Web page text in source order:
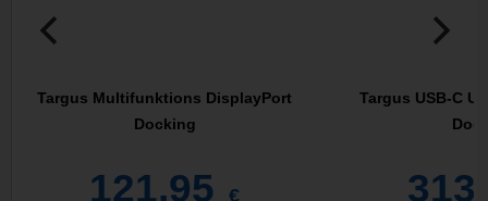
Targus Multifunktions DisplayPort
Docking
121,95 €
Targus USB-C